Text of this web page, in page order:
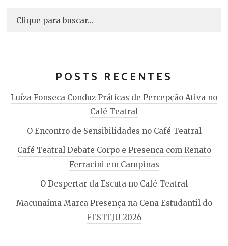
POSTS RECENTES
Luíza Fonseca Conduz Práticas de Percepção Ativa no
Café Teatral
O Encontro de Sensibilidades no Café Teatral
Café Teatral Debate Corpo e Presença com Renato
Ferracini em Campinas
O Despertar da Escuta no Café Teatral
Macunaíma Marca Presença na Cena Estudantil do
FESTEJU 2026